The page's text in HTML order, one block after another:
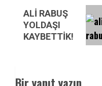
Next
post:
ALİ RABUŞ
YOLDAŞI
KAYBETTİK!
Bir yanıt yazın